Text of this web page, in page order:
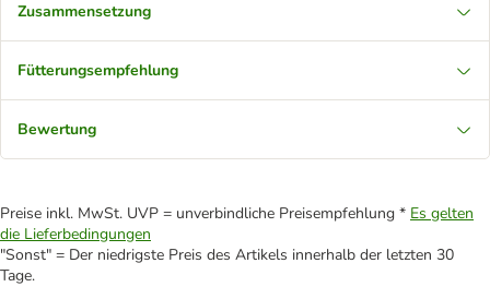
Zusammensetzung
Fütterungsempfehlung
Bewertung
Preise inkl. MwSt. UVP = unverbindliche Preisempfehlung * Es gelten
die Lieferbedingungen
"Sonst" = Der niedrigste Preis des Artikels innerhalb der letzten 30
Tage.